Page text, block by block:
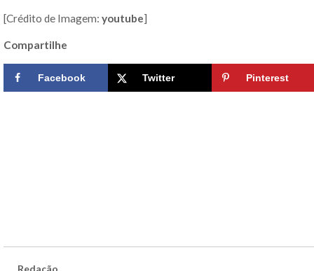
[Crédito de Imagem: youtube]
Compartilhe
Facebook Twitter Pinterest